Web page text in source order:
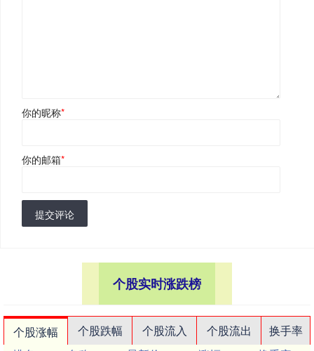
你的昵称*
你的邮箱*
提交评论
个股实时涨跌榜
个股涨幅 个股跌幅 个股流入 个股流出
换手率